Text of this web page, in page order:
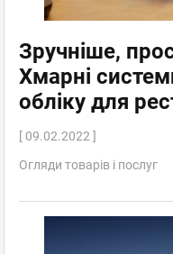
Зручніше,
Хмарні
обліку для
[ 09.02.2022 ]
Огляди товарів і послуг